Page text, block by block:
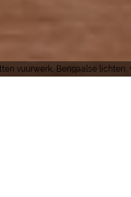
vuurwerk, Bengaalse